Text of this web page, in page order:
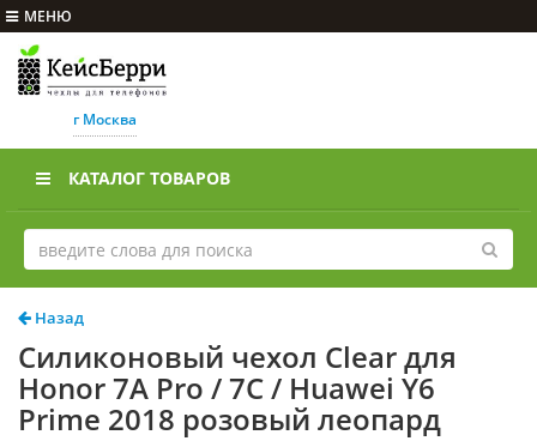
МЕНЮ
г Москва
КАТАЛОГ ТОВАРОВ
Назад
Силиконовый чехол Clear для
Honor 7A Pro / 7C / Huawei Y6
Prime 2018 розовый леопард